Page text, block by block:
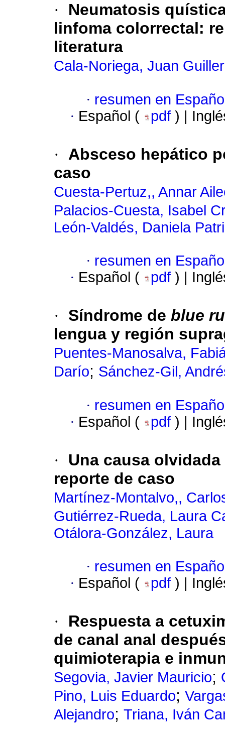
·
Neumatosis
linfoma colorrectal:
literatura
Cala-Noriega, Juan
· resumen en
· Español ( pdf ) |
·
Absceso hepático
caso
Cuesta-Pertuz,, Annar
Palacios-Cuesta, Isabel
León-Valdés, Daniela
· resumen en
· Español ( pdf ) |
· Síndrome de blue
lengua y región
Puentes-Manosalva,
Darío; Sánchez-Gil,
· resumen en
· Español ( pdf ) |
·
Una causa
reporte de caso
Martínez-Montalvo,,
Gutiérrez-Rueda, Laura
Otálora-González, Laura
· resumen en
· Español ( pdf ) |
·
Respuesta a
de canal anal
quimioterapia e
Segovia, Javier Mauricio;
Pino, Luis Eduardo;
Alejandro; Triana, Iván